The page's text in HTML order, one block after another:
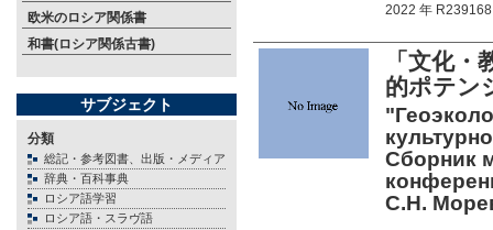
欧米のロシア関係書
和書(ロシア関係古書)
サブジェクト
分類
総記・参考図書、出版・メディア
辞典・百科事典
ロシア語学習
ロシア語・スラヴ語
2022 年 R239168
「文化
的ポテン
Сборник
С.Н.